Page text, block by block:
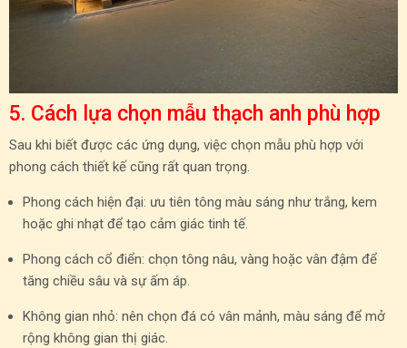
5. Cách lựa chọn mẫu thạch anh phù hợp
Sau khi biết được các ứng dụng, việc chọn mẫu phù hợp với
phong cách thiết kế cũng rất quan trọng.
Phong cách hiện đại: ưu tiên tông màu sáng như trắng, kem
hoặc ghi nhạt để tạo cảm giác tinh tế.
Phong cách cổ điển: chọn tông nâu, vàng hoặc vân đậm để
tăng chiều sâu và sự ấm áp.
Không gian nhỏ: nên chọn đá có vân mảnh, màu sáng để mở
rộng không gian thị giác.